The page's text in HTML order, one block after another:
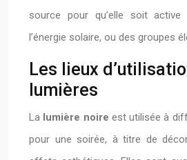
source pour qu’elle soit active
l’énergie solaire, ou des groupes
Les lieux
lumières
La lumière noire est utilisée à
pour une soirée, à titre de